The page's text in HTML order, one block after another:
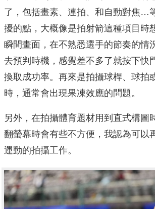
了，包括畫素、連拍、和自動對焦…
擾的點，大概像是拍射箭這種項目時
瞬間畫面，在不熟悉選手的節奏的情
去預判時機，感覺差不多了就按下快
換取成功率。再來是拍攝球桿、球拍
時，通常會出現果凍效應的問題。
另外，在拍攝體育題材用到直式構圖
翻螢幕時會有些不方便，我認為可以
運動的拍攝工作。